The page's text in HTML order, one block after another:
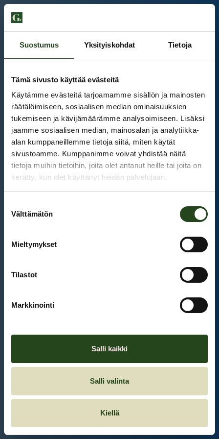
Suostumus Yksityiskohdat Tietoja
Tämä sivusto käyttää evästeitä
Käytämme evästeitä tarjoamamme sisällön ja mainosten
räätälöimiseen, sosiaalisen median ominaisuuksien
tukemiseen ja kävijämäärämme analysoimiseen. Lisäksi
jaamme sosiaalisen median, mainosalan ja analytiikka-
alan kumppaneillemme tietoja siitä, miten käytät
sivustoamme. Kumppanimme voivat yhdistää näitä
tietoja muihin tietoihin, joita olet antanut heille tai joita on
kerätty, kun olet käyttänyt heidän palvelujaan.
valinta
Välttämätön
Mieltymykset
Tilastot
Markkinointi
Salli kaikki
Salli valinta
Kiellä
Kauppakeskus Grani
Et ole kirjautunut sisään.